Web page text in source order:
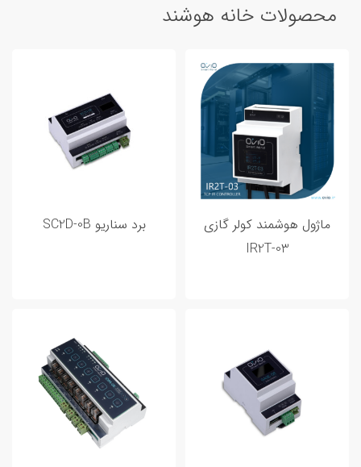
محصولات خانه هوشند
ماژول هوشمند کولر گازی
IR2T-03
برد سناریو SC2D-0B
دستگاه آزمایشگاه
سنسور و ابزار اندازه گیری
کلید و پریز هوشمند
محصولات صنعتی
ورودی خروجی هوشمند
مطالب پر بازدید